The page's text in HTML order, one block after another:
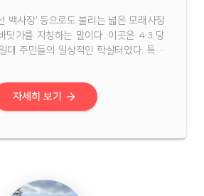
백사장' 등으로도 불리는 넓은 모래사장
닷가를 지칭하는 말이다. 이곳은 4·3 당
대 주민들의 일상적인 학살터였다. 특히
노약자의 희생도 적지 않았다. 이곳에서
리민 약 20 ...
자세히 보기 arrow_forward